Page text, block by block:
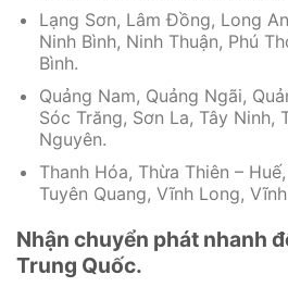
Lạng Sơn, Lâm Đồng, Long
Ninh Bình, Ninh Thuận, Phú
Bình.
Quảng Nam, Quảng Ngãi,
Sóc Trăng, Sơn La, Tây Ninh,
Nguyên.
Thanh Hóa, Thừa Thiên –
Tuyên Quang, Vĩnh Long,
Nhận chuyển phát nhanh
Trung Quốc.